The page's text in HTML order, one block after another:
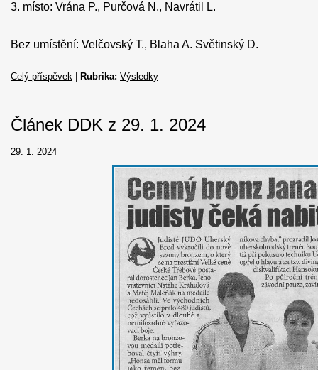
3. místo: Vrána P., Purčová N., Navrátil L.
Bez umístění: Velčovský T., Blaha A. Světinský D.
Celý příspěvek Rubrika: Výsledky
Článek DDK z 29. 1. 2024
29. 1. 2024